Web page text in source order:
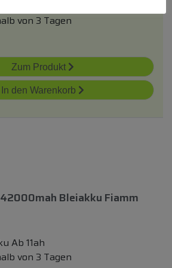
von 3 Tagen
Zum Produkt
In den Warenkorb
Bleiakku Fiamm
Ab 11ah
von 3 Tagen